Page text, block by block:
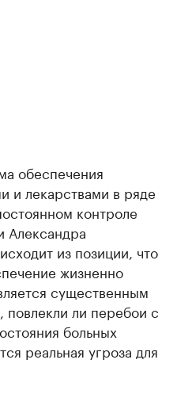
обеспечения
и лекарствами в ряде
контроле
Александра
из позиции, что
жизненно
существенным
повлекли ли перебои с
больных
реальная угроза для